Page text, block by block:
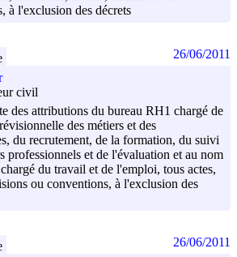
à l'exclusion des décrets
civil
des attributions du bureau RH1 chargé de
des métiers et des
du recrutement, de la formation, du suivi
professionnels et de l'évaluation et au nom
du travail et de l'emploi, tous actes,
ou conventions, à l'exclusion des
26/06/2011
26/06/2011